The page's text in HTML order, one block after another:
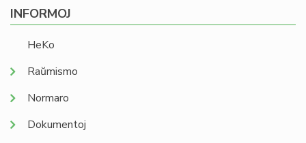
INFORMOJ
HeKo
Raŭmismo
Normaro
Dokumentoj